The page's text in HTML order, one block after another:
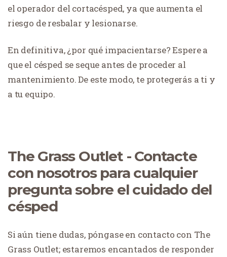
el operador del cortacésped, ya que aumenta el
riesgo de resbalar y lesionarse.
En definitiva, ¿por qué impacientarse? Espere a
que el césped se seque antes de proceder al
mantenimiento. De este modo, te protegerás a ti y
a tu equipo.
The Grass Outlet - Contacte
con nosotros para cualquier
pregunta sobre el cuidado del
césped
Si aún tiene dudas, póngase en contacto con The
Grass Outlet; estaremos encantados de responder